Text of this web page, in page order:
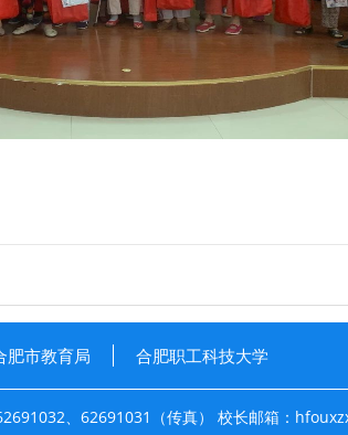
肥市教育局 合肥职工科技大学
、62691031（传真） 校长邮箱：